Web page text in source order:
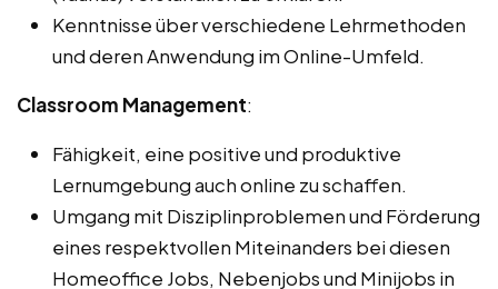
Kenntnisse über verschiedene Lehrmethoden
und deren Anwendung im Online-Umfeld.
Classroom Management:
Fähigkeit, eine positive und produktive
Lernumgebung auch online zu schaffen.
Umgang mit Disziplinproblemen und Förderung
eines respektvollen Miteinanders bei diesen
Homeoffice Jobs, Nebenjobs und Minijobs in